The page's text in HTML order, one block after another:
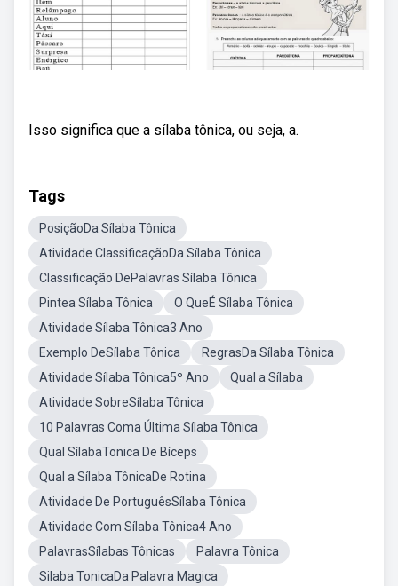
Isso significa que a sílaba tônica, ou seja, a.
Tags
PosiçãoDa Sílaba Tônica
Atividade ClassificaçãoDa Sílaba Tônica
Classificação DePalavras Sílaba Tônica
Pintea Sílaba Tônica
O QueÉ Sílaba Tônica
Atividade Sílaba Tônica3 Ano
Exemplo DeSílaba Tônica
RegrasDa Sílaba Tônica
Atividade Sílaba Tônica5º Ano
Qual a Sílaba
Atividade SobreSílaba Tônica
10 Palavras Coma Última Sílaba Tônica
Qual SílabaTonica De Bíceps
Qual a Sílaba TônicaDe Rotina
Atividade De PortuguêsSílaba Tônica
Atividade Com Sílaba Tônica4 Ano
PalavrasSílabas Tônicas
Palavra Tônica
Silaba TonicaDa Palavra Magica